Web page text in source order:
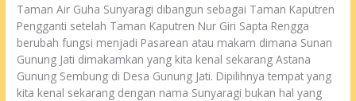
Taman Air Guha Sunyaragi dibangun sebagai Taman Kaputren
Pengganti setelah Taman Kaputren Nur Giri Sapta Rengga
berubah fungsi menjadi Pasarean atau makam dimana Sunan
Gunung Jati dimakamkan yang kita kenal sekarang Astana
Gunung Sembung di Desa Gunung Jati. Dipilihnya tempat yang
kita kenal sekarang dengan nama Sunyaragi bukan hal yang